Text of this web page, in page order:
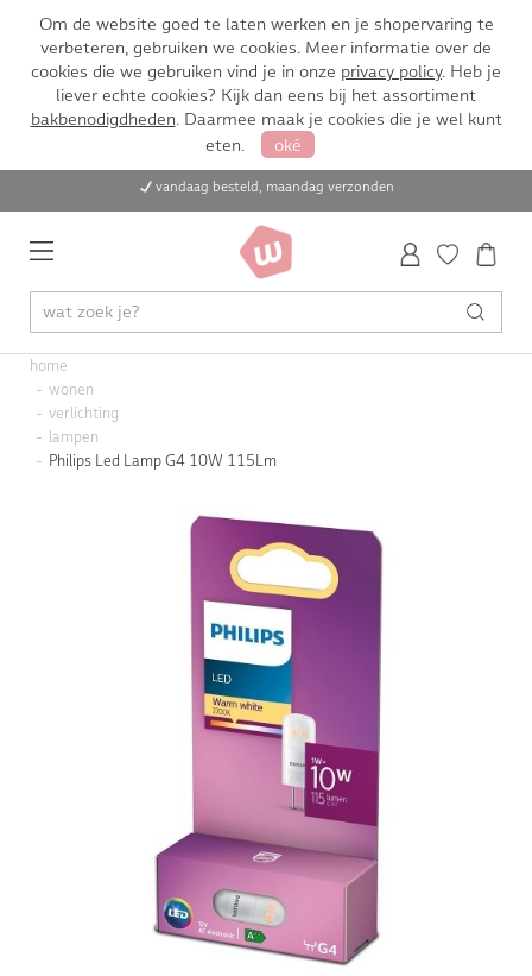
Om de website goed te laten werken en je shopervaring te
verbeteren, gebruiken we cookies. Meer informatie over de
cookies die we gebruiken vind je in onze privacy policy. Heb je
liever echte cookies? Kijk dan eens bij het assortiment
bakbenodigdheden. Daarmee maak je cookies die je wel kunt
eten.
oké
vandaag besteld, maandag verzonden
home
wonen
verlichting
lampen
Philips Led Lamp G4 10W 115Lm